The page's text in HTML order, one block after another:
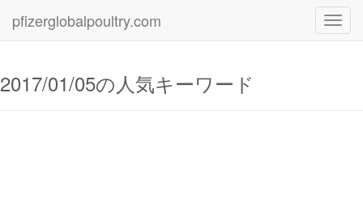
pfizerglobalpoultry.com
2017/01/05の人気キーワード